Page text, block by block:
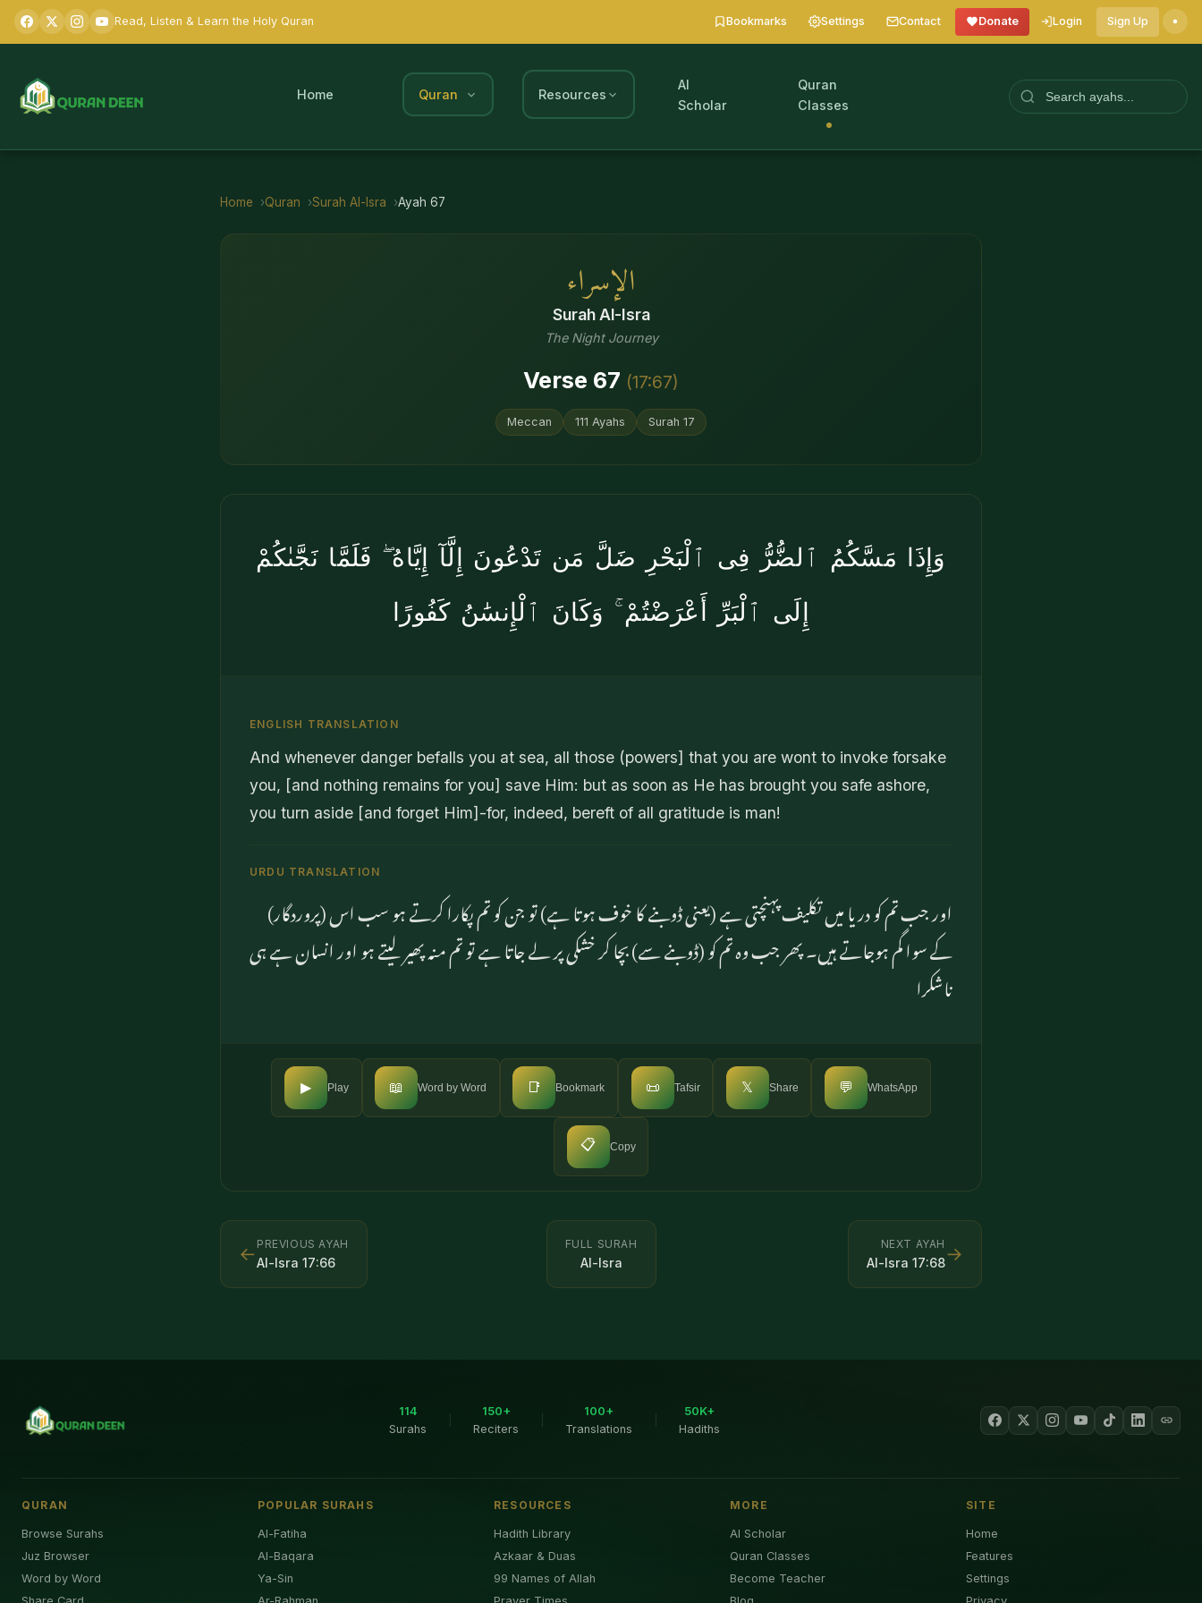
Read, Listen & Learn the Holy Quran Bookmarks Settings Contact Donate Login Sign Up
Home Quran Resources
AI
Scholar
Quran
Classes
Home Quran Surah Al-Isra Ayah 67
الإسراء
Surah Al-Isra
The Night Journey
Verse 67 (17:67)
Meccan 111 Ayahs Surah 17
وَإِذَا مَسَّكُمُ ٱلضُّرُّ فِى ٱلْبَحْرِ ضَلَّ مَن تَدْعُونَ إِلَّآ إِيَّاهُ ۖ فَلَمَّا نَجَّىٰكُمْ
إِلَى ٱلْبَرِّ أَعْرَضْتُمْ ۚ وَكَانَ ٱلْإِنسَٰنُ كَفُورًا
ENGLISH TRANSLATION
And whenever danger befalls you at sea, all those (powers] that you are wont to invoke forsake
you, [and nothing remains for you] save Him: but as soon as He has brought you safe ashore,
you turn aside [and forget Him]-for, indeed, bereft of all gratitude is man!
URDU TRANSLATION
اور جب تم کو دریا میں تکلیف پہنچتی ہے (یعنی ڈوبنے کا خوف ہوتا ہے) تو جن کو تم پکارا کرتے ہو سب اس (پروردگار)
کے سوا گم ہوجاتے ہیں۔ پھر جب وہ تم کو (ڈوبنے سے) بچا کر خشکی پر لے جاتا ہے تو تم منہ پھیر لیتے ہو اور انسان ہے ہی
ناشکرا
▶ Play 📖 Word by Word 📑 Bookmark 📜 Tafsir 𝕏 Share 💬 WhatsApp
📋 Copy
← PREVIOUS AYAH
Al-Isra 17:66
FULL SURAH
Al-Isra
NEXT AYAH
Al-Isra 17:68→
114
Surahs
150+
Reciters
100+
Translations
50K+
Hadiths
QURAN
Browse Surahs
Juz Browser
Word by Word
POPULAR SURAHS
Al-Fatiha
Al-Baqara
Ya-Sin
RESOURCES
Hadith Library
Azkaar & Duas
99 Names of Allah
MORE
AI Scholar
Quran Classes
Become Teacher
SITE
Home
Features
Settings